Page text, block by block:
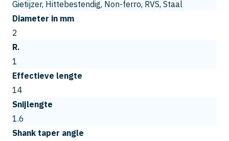
Gietijzer, Hittebestendig, Non-ferro, RVS, Staal
Diameter in mm
2
R.
1
Effectieve lengte
14
Snijlengte
1.6
Shank taper angle